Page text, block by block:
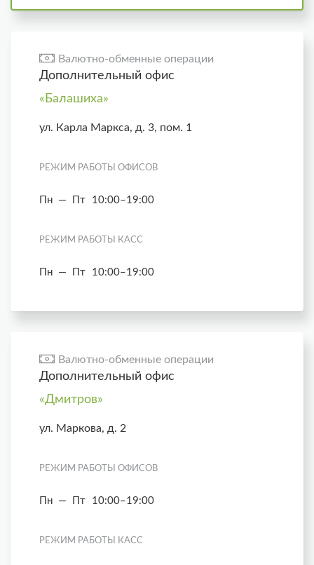
Валютно-обменные операции
Дополнительный офис
«Балашиха»
ул. Карла Маркса, д. 3, пом. 1
РЕЖИМ РАБОТЫ ОФИСОВ
Пн — Пт 10:00–19:00
РЕЖИМ РАБОТЫ КАСС
Пн — Пт 10:00–19:00
Валютно-обменные операции
Дополнительный офис
«Дмитров»
ул. Маркова, д. 2
РЕЖИМ РАБОТЫ ОФИСОВ
Пн — Пт 10:00–19:00
РЕЖИМ РАБОТЫ КАСС